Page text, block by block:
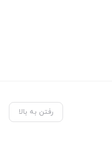
رفتن به بالا